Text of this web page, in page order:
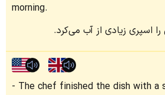
morning.
اسپری زیادی از آب می‌کرد.
The chef finished the dish with a